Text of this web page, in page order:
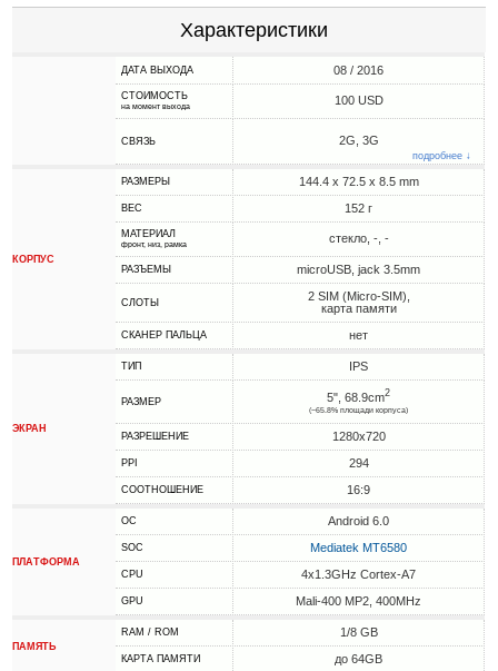
Характеристики
ДАТА ВЫХОДА 08 / 2016
СТОИМОСТЬ
на момент выхода 100 USD
СВЯЗЬ 2G, 3G
подробнее ↓
КОРПУС
РАЗМЕРЫ 144.4 x 72.5 x 8.5 mm
ВЕС 152 г
МАТЕРИАЛ
фронт, низ, рамка стекло, -, -
РАЗЪЕМЫ microUSB, jack 3.5mm
СЛОТЫ
2 SIM (Micro-SIM),
карта памяти
СКАНЕР ПАЛЬЦА нет
ЭКРАН
ТИП IPS
РАЗМЕР 5", 68.9cm2
(~65.8% площади корпуса)
РАЗРЕШЕНИЕ 1280x720
PPI 294
СООТНОШЕНИЕ 16:9
ПЛАТФОРМА
ОС Android 6.0
SOC Mediatek MT6580
CPU 4x1.3GHz Cortex-A7
GPU Mali-400 MP2, 400MHz
ПАМЯТЬ
RAM / ROM 1/8 GB
КАРТА ПАМЯТИ до 64GB